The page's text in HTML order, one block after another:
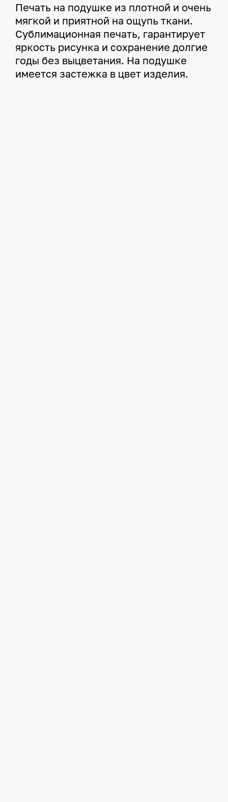
Печать на подушке из плотной и очень
мягкой и приятной на ощупь ткани.
Сублимационная печать, гарантирует
яркость рисунка и сохранение долгие
годы без выцветания. На подушке
имеется застежка в цвет изделия.